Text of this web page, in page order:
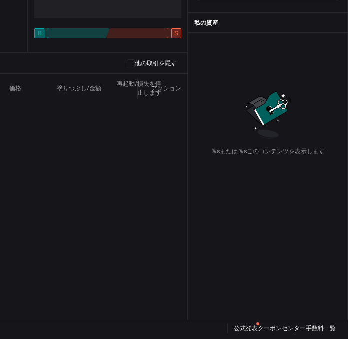
B
-
-
S
-
-
他の取引を隠す
価格 塗りつぶし/金額
再起動/損失を停
止します
アクション
私の資産
％sまたは％sこのコンテンツを表示します
公式発表クーポンセンター手数料一覧